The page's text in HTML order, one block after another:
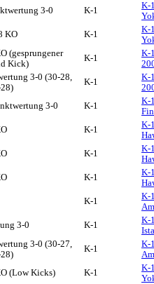
3-0 K-1
K-
KO K-1
K-
(gesprungener
Kick)
K-1
K-
3-0 (30-28,
K-1
K-
3-0 K-1
K-
K-1
K-
K-1
K-
K-1
K-
K-1
K-
3-0 K-1
K-
3-0 (30-27,
K-1
K-
(Low Kicks) K-1
K-